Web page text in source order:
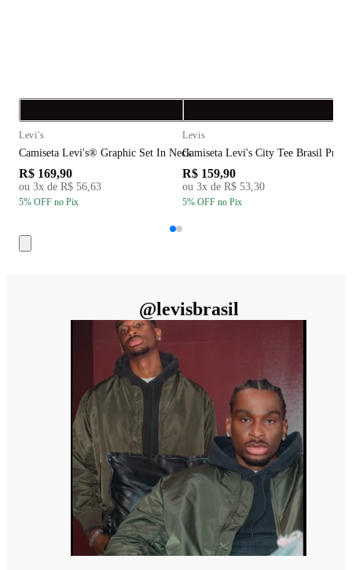
Levi's
Camiseta Levi's® Graphic Set In Neck
R$ 169,90
ou 3x de R$ 56,63
5% OFF no Pix
Levis
Camiseta Levi's City Tee Brasil Preta
R$ 159,90
ou 3x de R$ 53,30
5% OFF no Pix
@levisbrasil